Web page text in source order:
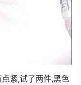
紧,试了两件,黑色